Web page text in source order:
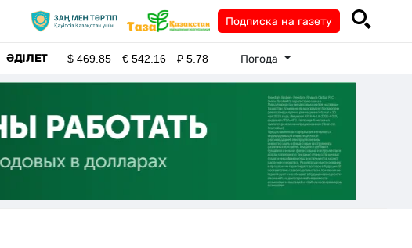
Подписка на газету
ӘДІЛЕТ $469.85 €542.16 ₽5.78 Погода